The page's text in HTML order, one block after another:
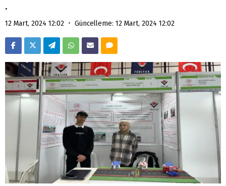
.
12 Mart, 2024 12:02 • Güncelleme: 12 Mart, 2024 12:02